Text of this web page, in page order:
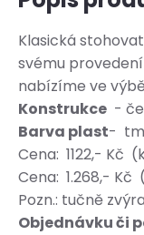
Klasická
svému
nabízíme ve
Konstrukce -
Barva plast-
Cena: 1122,- Kč
Cena: 1.268,- Kč
Pozn.: tučně
Objednávku či